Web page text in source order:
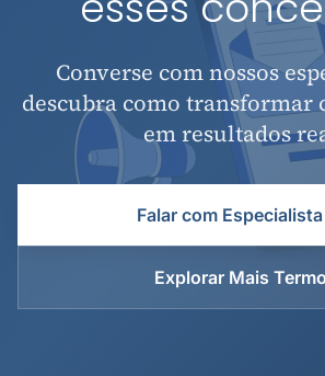
Converse com nossos
descubra como transformar
em resultados
Falar com Especialista
Explorar Mais